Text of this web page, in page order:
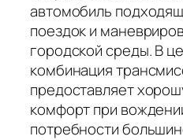
автомобиль
поездок и
городской среды. В
комбинация
предоставляет
комфорт при
потребности